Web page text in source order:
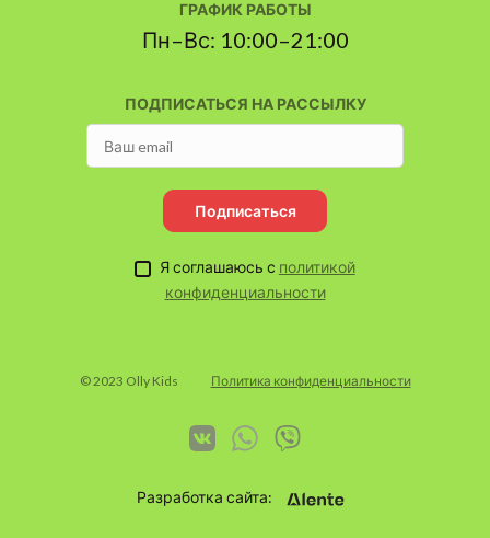
ПОДПИСАТЬСЯ НА РАССЫЛКУ
Подписаться
Я соглашаюсь с политикой
конфиденциальности
ГРАФИК РАБОТЫ
Пн–Вс: 10:00–21:00
© 2023 Olly Kids Политика конфиденциальности
Разработка сайта: